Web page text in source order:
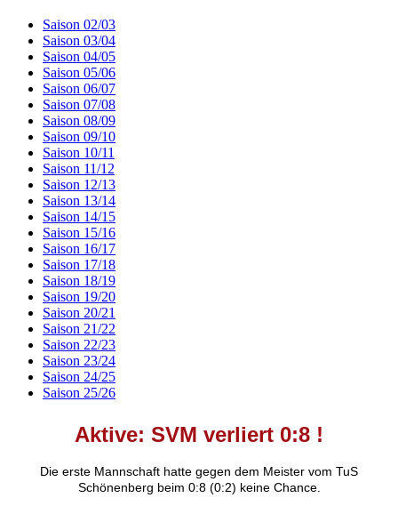
Saison 02/03
Saison 03/04
Saison 04/05
Saison 05/06
Saison 06/07
Saison 07/08
Saison 08/09
Saison 09/10
Saison 10/11
Saison 11/12
Saison 12/13
Saison 13/14
Saison 14/15
Saison 15/16
Saison 16/17
Saison 17/18
Saison 18/19
Saison 19/20
Saison 20/21
Saison 21/22
Saison 22/23
Saison 23/24
Saison 24/25
Saison 25/26
Aktive: SVM verliert 0:8 !
Die erste Mannschaft hatte gegen dem Meister vom TuS
Schönenberg beim 0:8 (0:2) keine Chance.